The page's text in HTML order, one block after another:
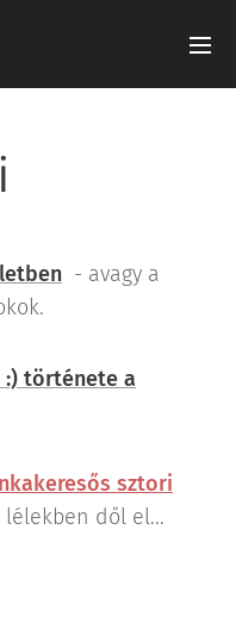
- avagy a
:) története a
sztori
dől el...